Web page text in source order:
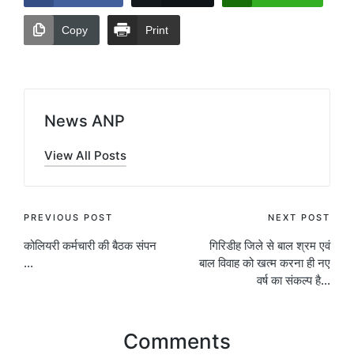
Copy Print
News ANP
View All Posts
Post
navigation
PREVIOUS POST
कोलियरी कर्मचारी की बैठक संपन
…
NEXT POST
गिरिडीह जिले से बाल श्रम एवं
बाल विवाह को खत्म करना ही नए
वर्ष का संकल्प है…
Comments